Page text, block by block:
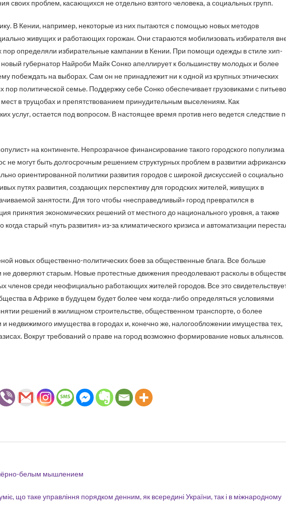
своих проблем, касающихся не отдельно взятого человека, а социальных групп.
В Кении, например, некоторые из них пытаются с помощью новых методов
живущих и работающих горожан. Они стараются мобилизовать избирателя
пор определяли избирательные кампании в Кении. При помощи одежды в стиле хип-
губернатор Найроби Майк Сонко апеллирует к большинству молодых и более
побеждать на выборах. Сам он не принадлежит ни к одной из крупных этнических
пор политической семье. Поддержку себе Сонко обеспечивает грузовиками с
в трущобах и препятствованием принудительным выселениям. Как
услуг, остается под вопросом. В настоящее время против него ведется следствие
на континенте. Непрозрачное финансирование такого городского популизма
не могут быть долгосрочным решением структурных проблем в развитии
ориентированной политики развития городов с широкой дискуссией о социально
путях развития, создающих перспективу для городских жителей, живущих в
занятости. Для того чтобы «несправедливый» город превратился в
принятия экономических решений от местного до национального уровня, а также
старый «путь развития» из-за климатического кризиса и автоматизации
новых общественно-политических боев за общественные блага. Все больше
не доверяют старым. Новые протестные движения преодолевают расколы в
среди неофициально работающих жителей городов. Все это
в Африке в будущем будет более чем когда-либо определяться условиями
решений в жилищном строительстве, общественном транспорте, о более
недвижимого имущества в городах и, конечно же, налогообложении имущества тех,
Вокруг требований о праве на город возможно формирование новых альянсов.
чёрно-белым мышлением
що таке управління порядком денним, як всередині України, так і в міжнародному